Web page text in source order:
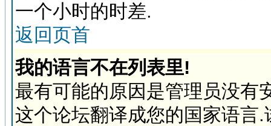
一个小时的时差.
返回页首
我的语言不在列表里!
最有可能的原因是管理员没有
这个论坛翻译成您的国家语言